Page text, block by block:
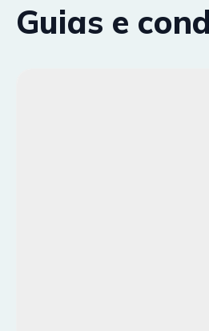
Guias e